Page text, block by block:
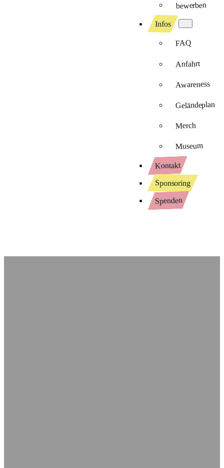
bewerben
Infos
FAQ
Anfahrt
Awareness
Geländeplan
Merch
Museum
Kontakt
Sponsoring
Spenden